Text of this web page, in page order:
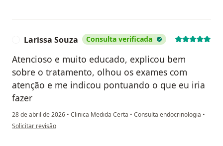
Larissa Souza Consulta verificada
Atencioso e muito educado, explicou bem
sobre o tratamento, olhou os exames com
atenção e me indicou pontuando o que eu iria
fazer
28 de abril de 2026 • Clinica Medida Certa • Consulta endocrinologia •
na opinião do utilizador Larissa Souza
Solicitar revisão